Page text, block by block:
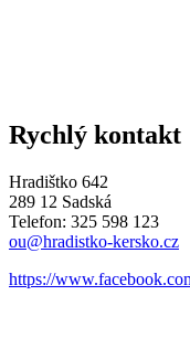
Rychlý kontakt
Hradištko 642
289 12 Sadská
Telefon: 325 598 123
ou@hradistko-kersko.cz
https://